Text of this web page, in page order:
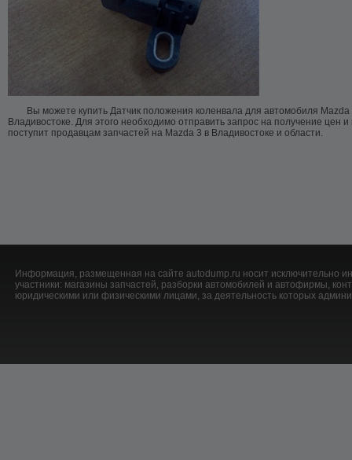
Вы можете купить Датчик положения коленвала для автомобиля
Владивостоке. Для этого необходимо отправить запрос на получение цен
поступит продавцам запчастей на Mazda 3 в Владивостоке и области.
Информация, размещенная на сайте autodump.ru носит исключительно
участники: магазины запчастей, разборки автомобилей и автофирмы,
юридическими или физическими лицами, за деятельность которых